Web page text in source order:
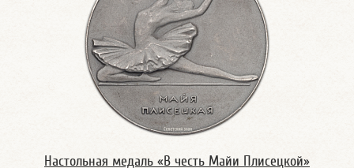
Настольная медаль «В честь Майи Плисецкой»